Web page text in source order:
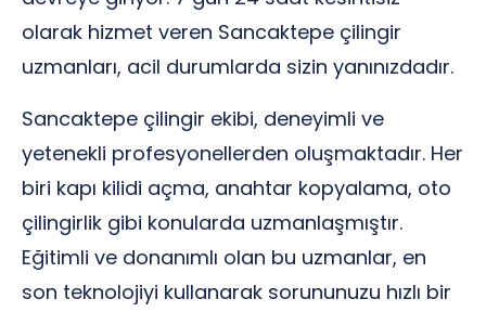
olarak hizmet veren Sancaktepe çilingir
uzmanları, acil durumlarda sizin yanınızdadır.
Sancaktepe çilingir ekibi, deneyimli ve
yetenekli profesyonellerden oluşmaktadır. Her
biri kapı kilidi açma, anahtar kopyalama, oto
çilingirlik gibi konularda uzmanlaşmıştır.
Eğitimli ve donanımlı olan bu uzmanlar, en
son teknolojiyi kullanarak sorununuzu hızlı bir